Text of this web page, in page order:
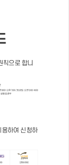
칙으로 합니
용하여 신청하